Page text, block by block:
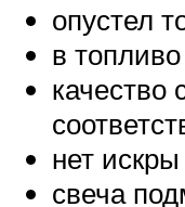
опустел
в
качество
нет
свеча